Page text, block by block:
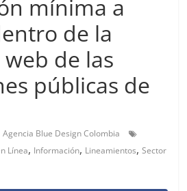
mínima a
de la
de las
públicas de
Agencia Blue Design Colombia
Línea, Información, Lineamientos,Sector